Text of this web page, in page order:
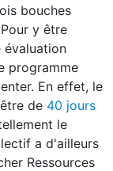
bouches
y être
évaluation
programme
En effet, le
de 40 jours
le
a d'ailleurs
Ressources